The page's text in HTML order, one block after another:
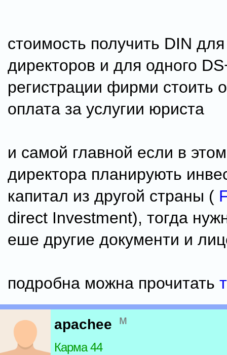
стоимость получить DIN
директоров и для одного
регистрации фирми стоить
оплата за услугии юристa
и самой главной если в
директора планирують
капитал из другой страны (
direct Investment), тогда
еше другие документи и
подробна можна прочитать
apachee м
Карма 44